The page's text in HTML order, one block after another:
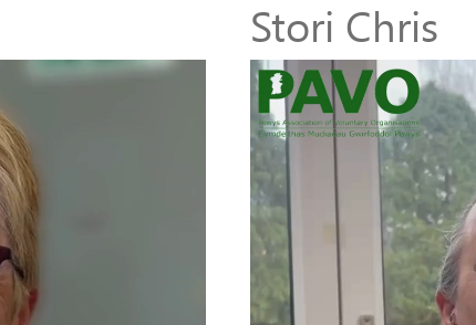
Stori Chris
Chwaraewr
Fideo